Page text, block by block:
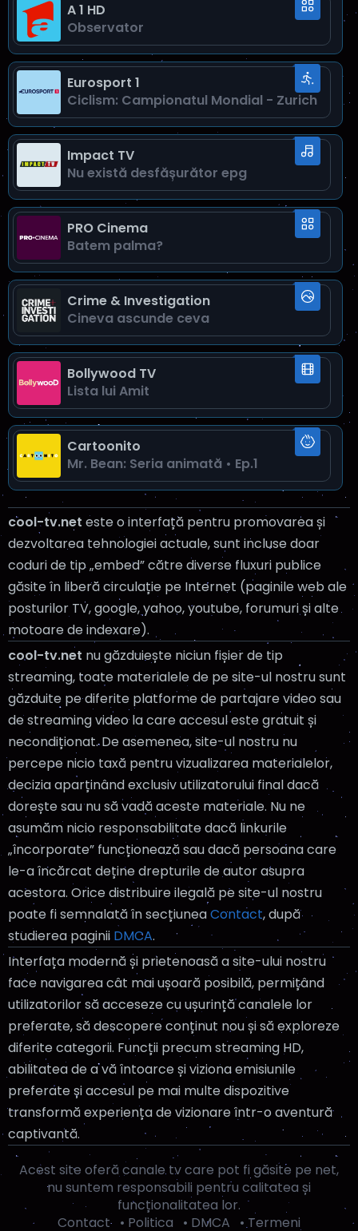
A 1 HD
Observator
Eurosport 1
Ciclism: Campionatul Mondial - Zurich
Impact TV
Nu există desfăşurător epg
PRO Cinema
Batem palma?
Crime & Investigation
Cineva ascunde ceva
Bollywood TV
Lista lui Amit
Cartoonito
Mr. Bean: Seria animată • Ep.1
cool-tv.net este o interfață pentru promovarea și
dezvoltarea tehnologiei actuale, sunt incluse doar
coduri de tip „embed” către diverse fluxuri publice
găsite în liberă circulație pe Internet (paginile web ale
posturilor TV, google, yahoo, youtube, forumuri și alte
motoare de indexare).
cool-tv.net nu găzduiește niciun fișier de tip
streaming, toate materialele de pe site-ul nostru sunt
găzduite pe diferite platforme de partajare video sau
de streaming video la care accesul este gratuit și
necondiționat. De asemenea, site-ul nostru nu
percepe nicio taxă pentru vizualizarea materialelor,
decizia aparținând exclusiv utilizatorului final dacă
dorește sau nu să vadă aceste materiale. Nu ne
asumăm nicio responsabilitate dacă linkurile
„încorporate” funcționează sau dacă persoana care
le-a încărcat deține drepturile de autor asupra
acestora. Orice distribuire ilegală pe site-ul nostru
poate fi semnalată în secțiuneaContact, după
studierea paginii DMCA.
Interfața modernă și prietenoasă a site-ului nostru
face navigarea cât mai ușoară posibilă, permițând
utilizatorilor să acceseze cu ușurință canalele lor
preferate, să descopere conținut nou și să exploreze
diferite categorii. Funcții precum streaming HD,
abilitatea de a vă întoarce și viziona emisiunile
preferate și accesul pe mai multe dispozitive
transformă experiența de vizionare într-o aventură
captivantă.
Acest site oferă canale tv care pot fi găsite pe net,
nu suntem responsabili pentru calitatea și
funcționalitatea lor.
Contact
• Politica • DMCA •Termeni